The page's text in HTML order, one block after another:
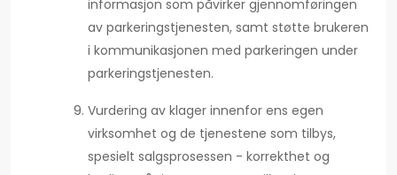
informasjon som påvirker gjennomføringen
av parkeringstjenesten, samt støtte brukeren
i kommunikasjonen med parkeringen under
parkeringstjenesten.
Vurdering av klager innenfor ens egen
virksomhet og de tjenestene som tilbys,
spesielt salgsprosessen - korrekthet og